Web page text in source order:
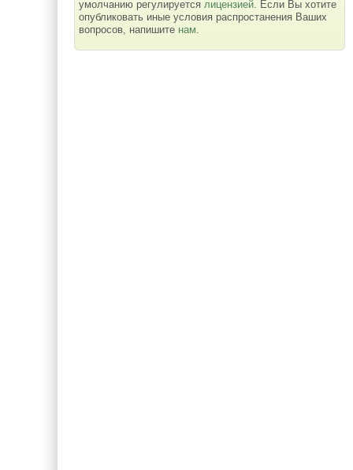
умолчанию регулируется лицензией. Если Вы хотите
опубликовать иные условия распростанения Ваших
вопросов, напишите нам.